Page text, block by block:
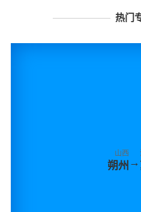
热门
山西
朔州 →